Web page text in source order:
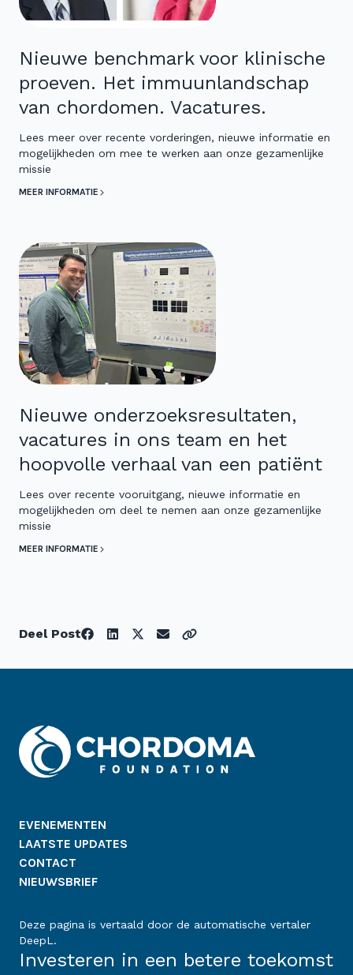
Nieuwe benchmark voor klinische
proeven. Het immuunlandschap
van chordomen. Vacatures.
Lees meer over recente vorderingen, nieuwe informatie en
mogelijkheden om mee te werken aan onze gezamenlijke
missie
MEER INFORMATIE
Nieuwe onderzoeksresultaten,
vacatures in ons team en het
hoopvolle verhaal van een patiënt
Lees over recente vooruitgang, nieuwe informatie en
mogelijkheden om deel te nemen aan onze gezamenlijke
missie
MEER INFORMATIE
Deel Post
EVENEMENTEN
LAATSTE UPDATES
CONTACT
NIEUWSBRIEF
Deze pagina is vertaald door de automatische vertaler
DeepL.
Investeren in een betere toekomst